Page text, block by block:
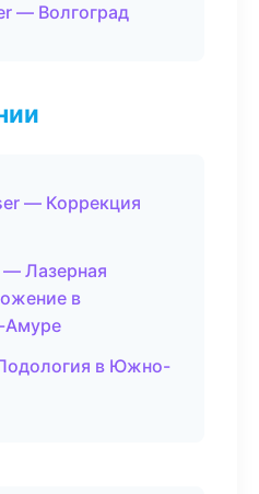
— Волгоград
— Коррекция
Лазерная
в
Амуре
в Южно-